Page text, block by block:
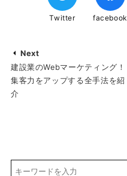
Twitter facebook
Next
建設業のWebマーケティング！
集客力をアップする全手法を紹
介